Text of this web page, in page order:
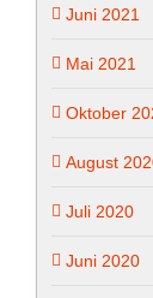
Juni 2021
Mai 2021
Oktober
August
Juli 2020
Juni 2020